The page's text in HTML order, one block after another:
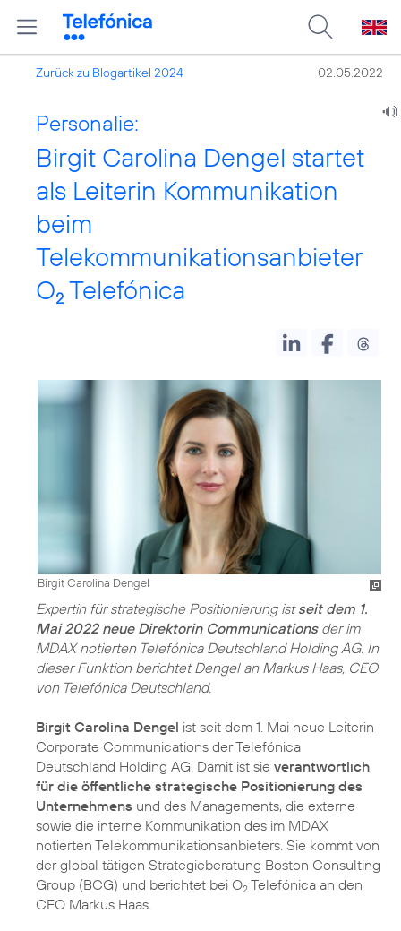
Zurück zu Blogartikel 2024 02.05.2022
Personalie:
Birgit Carolina Dengel startet
als Leiterin Kommunikation
beim
Telekommunikationsanbieter
O2 Telefónica
Birgit Carolina Dengel
Expertin für strategische Positionierung istseit dem 1.
Mai 2022 neue Direktorin Communicationsder im
MDAX notierten Telefónica Deutschland Holding AG. In
dieser Funktion berichtet Dengel an Markus Haas, CEO
von Telefónica Deutschland.
Birgit Carolina Dengel ist seit dem 1. Mai neue Leiterin
Corporate Communications der Telefónica
Deutschland Holding AG. Damit ist sie verantwortlich
für die öffentliche strategische Positionierung des
Unternehmens und des Managements, die externe
sowie die interne Kommunikation des im MDAX
notierten Telekommunikationsanbieters. Sie kommt von
der global tätigen Strategieberatung Boston Consulting
Group (BCG) und berichtet bei O2 Telefónica an den
CEO Markus Haas.